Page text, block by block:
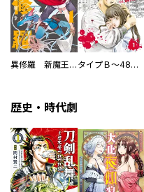
異修羅 新魔王戦争 タイプＢ～48時間後、致死率100％～【単話】
歴史・時代劇